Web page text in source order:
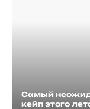
Самый
кейп этого